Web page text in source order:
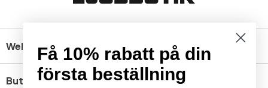
Webbshop
Butik
Få 10% rabatt på din
första beställning